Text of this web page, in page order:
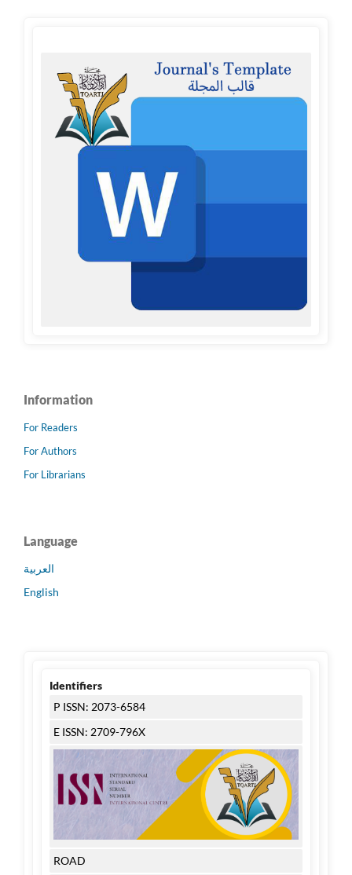
Information
For Readers
For Authors
For Librarians
Language
العربية
English
Identifiers
P ISSN: 2073-6584
E ISSN: 2709-796X
ROAD